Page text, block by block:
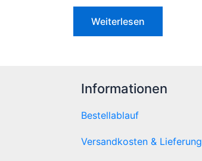
Weiterlesen
Informationen
Bestellablauf
Versandkosten & Lieferung